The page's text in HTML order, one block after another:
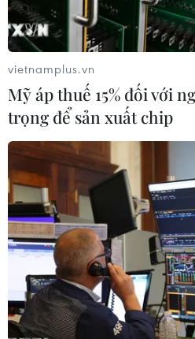
Thụy Sĩ ấn định ngày
cao về hòa bình
10/04/2024 14:55
vietnamplus.vn
Mỹ áp thuế 15% đối với
trọng để sản xuất chip